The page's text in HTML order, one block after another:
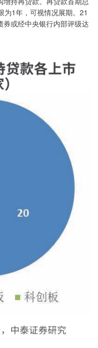
为1年，可视情况展期。21
或经中央银行内部评级达